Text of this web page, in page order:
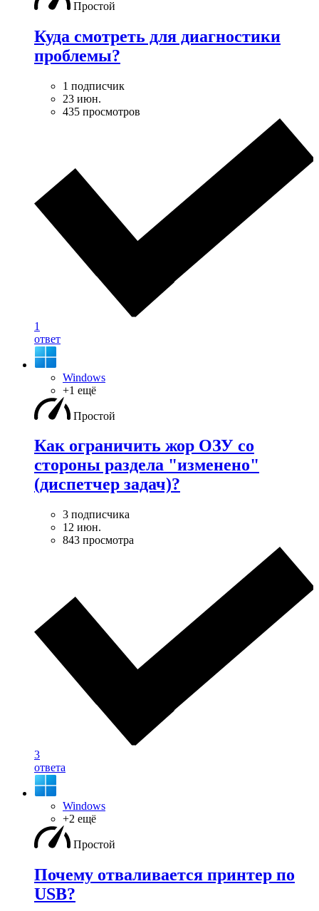
Простой
Куда смотреть для диагностики
проблемы?
1 подписчик
23 июн.
435 просмотров
1
ответ
Windows
+1 ещё
Простой
Как ограничить жор ОЗУ со
стороны раздела "изменено"
(диспетчер задач)?
3 подписчика
12 июн.
843 просмотра
3
ответа
Windows
+2 ещё
Простой
Почему отваливается принтер по
USB?